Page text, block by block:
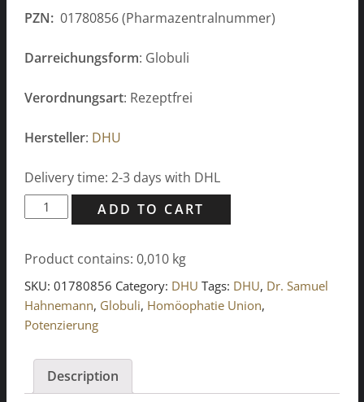
PZN: 01780856 (Pharmazentralnummer)
Darreichungsform: Globuli
Verordnungsart: Rezeptfrei
Hersteller: DHU
Delivery time: 2-3 days with DHL
Nux
vomica
Globuli
DHU
10g
quantity
ADD TO CART
Product contains: 0,010 kg
SKU: 01780856 Category: DHU Tags: DHU, Dr. Samuel
Hahnemann, Globuli, Homöophatie Union,
Potenzierung
Description